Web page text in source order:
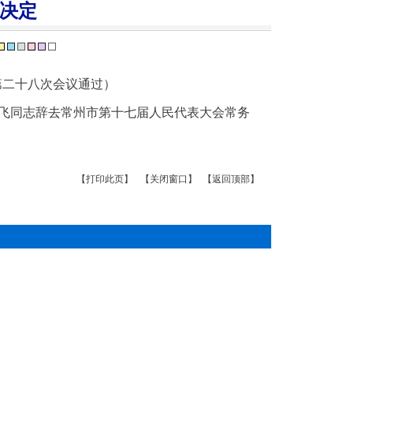
定
十八次会议通过）
同志辞去常州市第十七届人民代表大会常务
【打印此页】 【关闭窗口】 【返回顶部】